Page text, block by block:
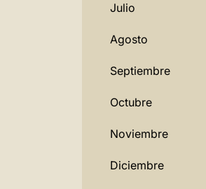
Julio
Agosto
Septiembre
Octubre
Noviembre
Diciembre